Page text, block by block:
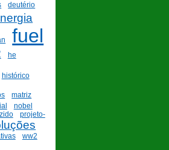
deutério
fuel
he
histórico
matriz
nobel
projeto-
ww2